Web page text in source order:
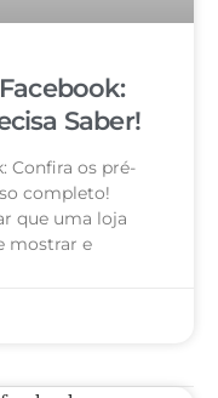
Saber!
Confira os pré-
completo!
que uma loja
mostrar e